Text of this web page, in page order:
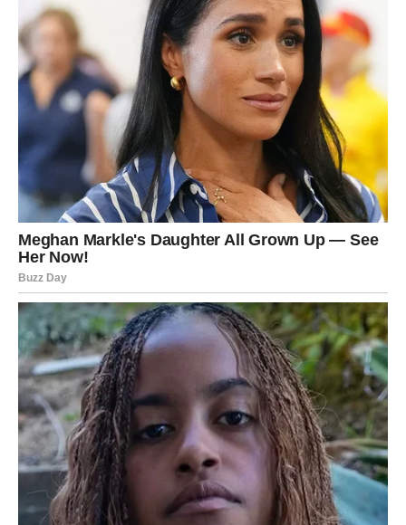
Poslije mnogo tuge dolazi osjećaj mira, ljubavi i
sigurnosti.
Srce konačno pronalazi spokoj
Pred vama su trenuci puni topline i sreće.
Dnevni horoskop za petak 22. maja donosi mnogim
znakovima Zodijaka velike promjene i lijepe vijesti, ali
posebno će blistati Rakovi, Lavovi i Vodolije kojima
zvijezde šalju sreću, uspjeh i događaje koji bi mogli
potpuno promijeniti njihov život.
Ovo je dan tokom kojeg univerzum pokazuje da samo
jedan trenutak može otvoriti vrata potpuno nove i sretnije
budućnosti.